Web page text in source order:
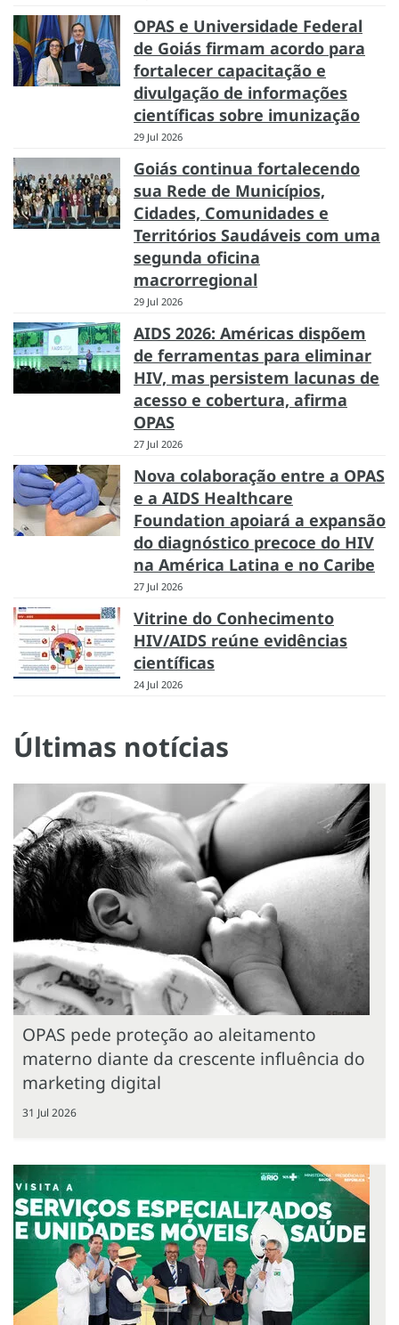
OPAS e Universidade Federal
de Goiás firmam acordo para
fortalecer capacitação e
divulgação de informações
científicas sobre imunização
29 Jul 2026
Goiás continua fortalecendo
sua Rede de Municípios,
Cidades, Comunidades e
Territórios Saudáveis com uma
segunda oficina
macrorregional
29 Jul 2026
AIDS 2026: Américas dispõem
de ferramentas para eliminar
HIV, mas persistem lacunas de
acesso e cobertura, afirma
OPAS
27 Jul 2026
Nova colaboração entre a OPAS
e a AIDS Healthcare
Foundation apoiará a expansão
do diagnóstico precoce do HIV
na América Latina e no Caribe
27 Jul 2026
Vitrine do Conhecimento
HIV/AIDS reúne evidências
científicas
24 Jul 2026
Últimas notícias
OPAS pede proteção ao aleitamento
materno diante da crescente influência do
marketing digital
31 Jul 2026